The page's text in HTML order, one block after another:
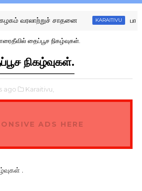
KARAITIVU பாடசாலை வரலாற்றில்
தைப்பூச நிகழ்வுகள்.
நிகழ்வுகள்.
ago Karaitivu,
ADS HERE
.